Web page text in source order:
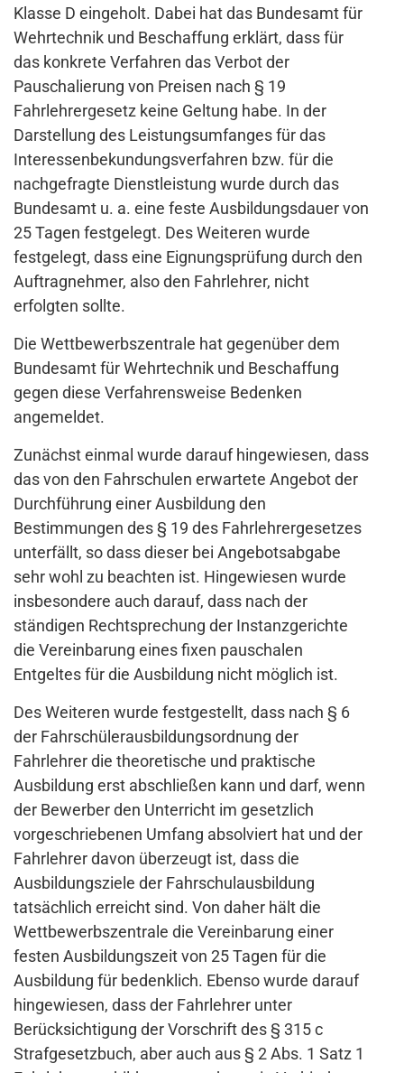
Klasse D eingeholt. Dabei hat das Bundesamt für
Wehrtechnik und Beschaffung erklärt, dass für
das konkrete Verfahren das Verbot der
Pauschalierung von Preisen nach § 19
Fahrlehrergesetz keine Geltung habe. In der
Darstellung des Leistungsumfanges für das
Interessenbekundungsverfahren bzw. für die
nachgefragte Dienstleistung wurde durch das
Bundesamt u. a. eine feste Ausbildungsdauer von
25 Tagen festgelegt. Des Weiteren wurde
festgelegt, dass eine Eignungsprüfung durch den
Auftragnehmer, also den Fahrlehrer, nicht
erfolgten sollte.
Die Wettbewerbszentrale hat gegenüber dem
Bundesamt für Wehrtechnik und Beschaffung
gegen diese Verfahrensweise Bedenken
angemeldet.
Zunächst einmal wurde darauf hingewiesen, dass
das von den Fahrschulen erwartete Angebot der
Durchführung einer Ausbildung den
Bestimmungen des § 19 des Fahrlehrergesetzes
unterfällt, so dass dieser bei Angebotsabgabe
sehr wohl zu beachten ist. Hingewiesen wurde
insbesondere auch darauf, dass nach der
ständigen Rechtsprechung der Instanzgerichte
die Vereinbarung eines fixen pauschalen
Entgeltes für die Ausbildung nicht möglich ist.
Des Weiteren wurde festgestellt, dass nach § 6
der Fahrschülerausbildungsordnung der
Fahrlehrer die theoretische und praktische
Ausbildung erst abschließen kann und darf, wenn
der Bewerber den Unterricht im gesetzlich
vorgeschriebenen Umfang absolviert hat und der
Fahrlehrer davon überzeugt ist, dass die
Ausbildungsziele der Fahrschulausbildung
tatsächlich erreicht sind. Von daher hält die
Wettbewerbszentrale die Vereinbarung einer
festen Ausbildungszeit von 25 Tagen für die
Ausbildung für bedenklich. Ebenso wurde darauf
hingewiesen, dass der Fahrlehrer unter
Berücksichtigung der Vorschrift des § 315 c
Strafgesetzbuch, aber auch aus § 2 Abs. 1 Satz 1